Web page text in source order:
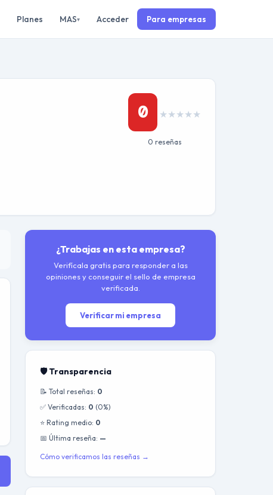
Planes MAS▾ Acceder Para empresas
0 ★★★★★
0 reseñas
¿Trabajas en esta empresa?
Verifícala gratis para responder a las
opiniones y conseguir el sello de empresa
verificada.
Verificar mi empresa
🛡️ Transparencia
📝 Total reseñas: 0
✅ Verificadas: 0 (0%)
⭐ Rating medio: 0
📅 Última reseña: —
Cómo verificamos las reseñas →